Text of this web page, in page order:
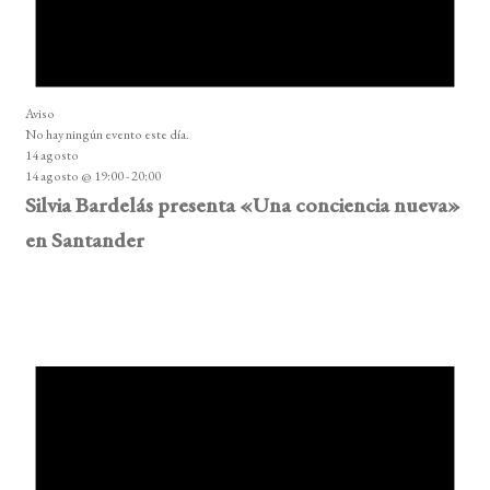
Aviso
No hay ningún evento este día.
14 agosto
14 agosto @ 19:00-20:00
Silvia Bardelás presenta «Una conciencia nueva»
en Santander